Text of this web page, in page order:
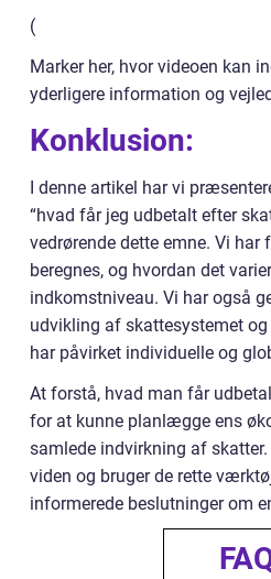
(
Marker her, hvor videoen kan
yderligere information og
Konklusion:
I denne artikel har vi
“hvad får jeg udbetalt efter
vedrørende dette emne. Vi har
beregnes, og hvordan det
indkomstniveau. Vi har også
udvikling af skattesystemet
har påvirket individuelle og
At forstå, hvad man får
for at kunne planlægge ens
samlede indvirkning af
viden og bruger de rette
informerede beslutninger om